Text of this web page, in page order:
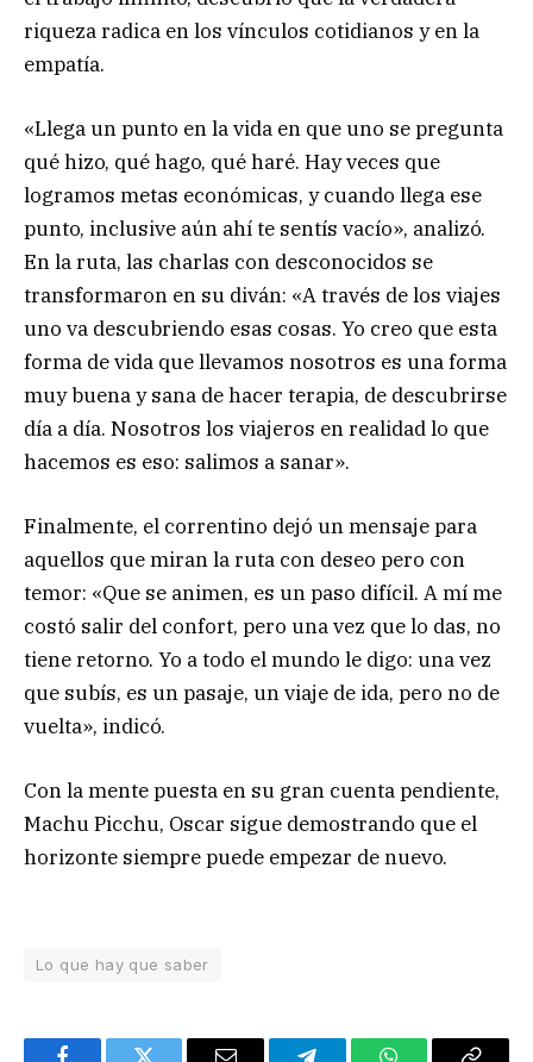
riqueza radica en los vínculos cotidianos y en la
empatía.
«Llega un punto en la vida en que uno se pregunta
qué hizo, qué hago, qué haré. Hay veces que
logramos metas económicas, y cuando llega ese
punto, inclusive aún ahí te sentís vacío», analizó.
En la ruta, las charlas con desconocidos se
transformaron en su diván: «A través de los viajes
uno va descubriendo esas cosas. Yo creo que esta
forma de vida que llevamos nosotros es una forma
muy buena y sana de hacer terapia, de descubrirse
día a día. Nosotros los viajeros en realidad lo que
hacemos es eso: salimos a sanar».
Finalmente, el correntino dejó un mensaje para
aquellos que miran la ruta con deseo pero con
temor: «Que se animen, es un paso difícil. A mí me
costó salir del confort, pero una vez que lo das, no
tiene retorno. Yo a todo el mundo le digo: una vez
que subís, es un pasaje, un viaje de ida, pero no de
vuelta», indicó.
Con la mente puesta en su gran cuenta pendiente,
Machu Picchu, Oscar sigue demostrando que el
horizonte siempre puede empezar de nuevo.
Lo que hay que saber